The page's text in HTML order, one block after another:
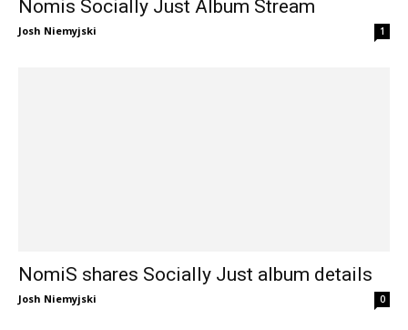
Nomis Socially Just Album Stream
Josh Niemyjski 1
NomiS shares Socially Just album details
Josh Niemyjski 0